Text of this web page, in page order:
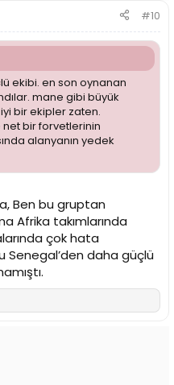
#10
ekibi. en son oynanan
mane gibi büyük
bir ekipler zaten.
net bir forvetlerinin
alanyanın yedek
Ben bu gruptan
Afrika takımlarında
çok hata
Senegal’den daha güçlü